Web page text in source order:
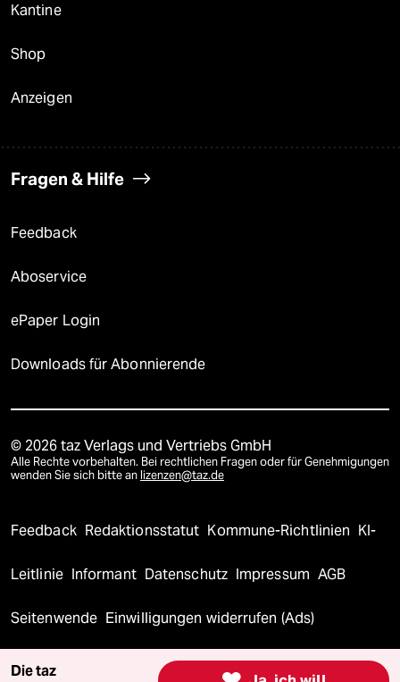
Kantine
Shop
Anzeigen
Fragen & Hilfe
Feedback
Aboservice
ePaper Login
Downloads für Abonnierende
© 2026 taz Verlags und Vertriebs GmbH
Alle Rechte vorbehalten. Bei rechtlichen Fragen oder für Genehmigungen
wenden Sie sich bitte an lizenzen@taz.de
Feedback Redaktionsstatut Kommune-Richtlinien KI-
Leitlinie Informant Datenschutz Impressum AGB
Seitenwende Einwilligungen widerrufen (Ads)
Die taz